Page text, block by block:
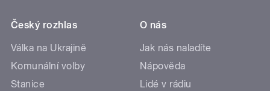
Český rozhlas
Válka na Ukrajině
Komunální volby
Stanice
O nás
Jak nás naladíte
Nápověda
Lidé v rádiu